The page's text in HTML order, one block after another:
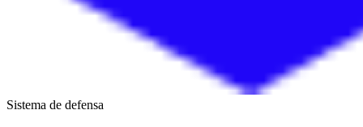
Sistema de defensa